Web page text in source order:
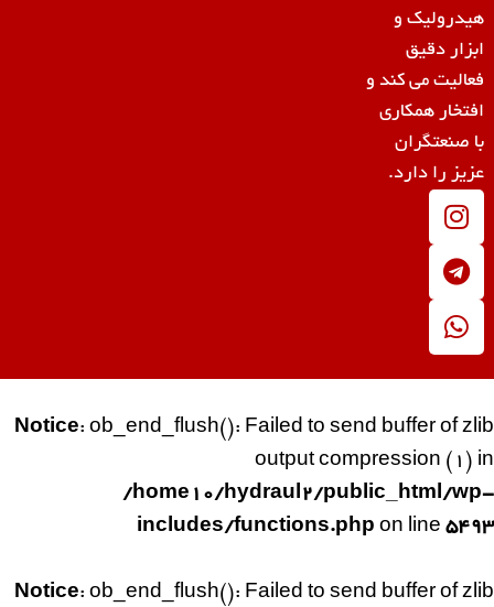
هیدرولیک و
ابزار دقیق
فعالیت می کند و
افتخار همکاری
با صنعتگران
عزیز را دارد.
Notice: ob_end_flush(): Failed to send buffer of zlib
output compression (1) in
/home10/hydraul2/public_html/wp-
includes/functions.php on line 5493
Notice: ob_end_flush(): Failed to send buffer of zlib